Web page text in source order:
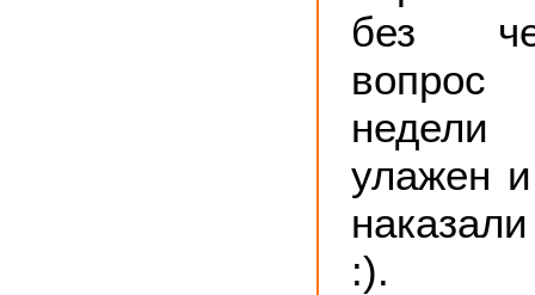
без
недели
улажен
:).